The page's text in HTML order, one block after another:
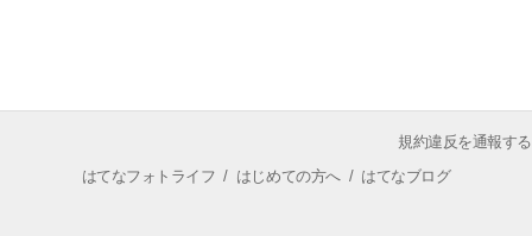
規約違反を通報する
はてなフォトライフ / はじめての方へ/ はてなブログ